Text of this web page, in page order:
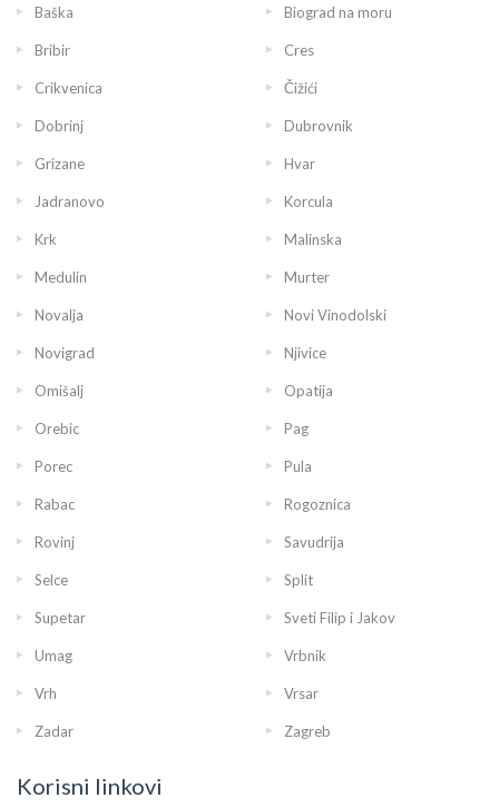
Baška Biograd na moru
Bribir Cres
Crikvenica Čižići
Dobrinj Dubrovnik
Grizane Hvar
Jadranovo Korcula
Krk Malinska
Medulin Murter
Novalja Novi Vinodolski
Novigrad Njivice
Omišalj Opatija
Orebic Pag
Porec Pula
Rabac Rogoznica
Rovinj Savudrija
Selce Split
Supetar Sveti Filip i Jakov
Umag Vrbnik
Vrh Vrsar
Zadar Zagreb
Korisni linkovi